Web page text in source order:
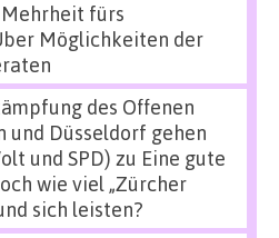
fürs
Möglichkeiten der
des Offenen
und Düsseldorf gehen
und SPD) zu Eine gute
wie viel „Zürcher
sich leisten?